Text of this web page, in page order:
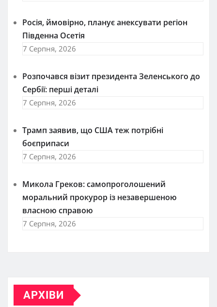
Росія, ймовірно, планує анексувати регіон
Південна Осетія
7 Серпня, 2026
Розпочався візит президента Зеленського до
Сербії: перші деталі
7 Серпня, 2026
Трамп заявив, що США теж потрібні
боєприпаси
7 Серпня, 2026
Микола Греков: самопроголошений
моральний прокурор із незавершеною
власною справою
7 Серпня, 2026
АРХІВИ